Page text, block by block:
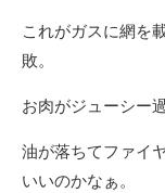
これがガスに網を
敗。
お肉がジューシー
油が落ちてファイ
いいのかなぁ。